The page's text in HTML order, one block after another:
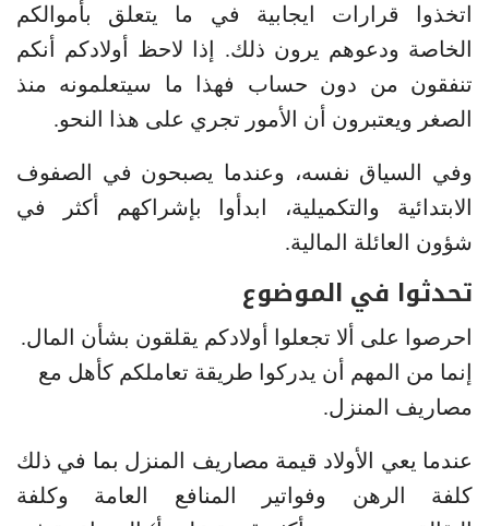
اتخذوا قرارات ايجابية في ما يتعلق بأموالكم
الخاصة ودعوهم يرون ذلك. إذا لاحظ أولادكم أنكم
تنفقون من دون حساب فهذا ما سيتعلمونه منذ
الصغر ويعتبرون أن الأمور تجري على هذا النحو.
وفي السياق نفسه، وعندما يصبحون في الصفوف
الابتدائية والتكميلية، ابدأوا بإشراكهم أكثر في
شؤون العائلة المالية.
تحدثوا في الموضوع
احرصوا على ألا تجعلوا أولادكم يقلقون بشأن المال.
إنما من المهم أن يدركوا طريقة تعاملكم كأهل مع
مصاريف المنزل.
عندما يعي الأولاد قيمة مصاريف المنزل بما في ذلك
كلفة الرهن وفواتير المنافع العامة وكلفة